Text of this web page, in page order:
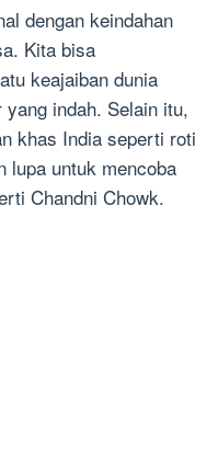
dengan keindahan
Kita bisa
keajaiban dunia
indah. Selain itu,
khas India seperti roti
lupa untuk mencoba
Chandni Chowk.